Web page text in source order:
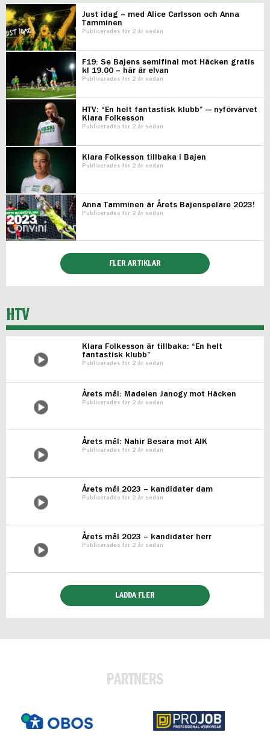
Just idag – med Alice Carlsson och Anna
Tamminen
Publicerades för 2 år sedan
F19: Se Bajens semifinal mot Häcken gratis
kl 19.00 – här är elvan
Publicerades för 2 år sedan
HTV: “En helt fantastisk klubb” — nyförvärvet
Klara Folkesson
Publicerades för 2 år sedan
Klara Folkesson tillbaka i Bajen
Publicerades för 2 år sedan
Anna Tamminen är Årets Bajenspelare 2023!
Publicerades för 2 år sedan
FLER ARTIKLAR
HTV
Klara Folkesson är tillbaka: “En helt
fantastisk klubb”
Publicerades för 2 år sedan
Årets mål: Madelen Janogy mot Häcken
Publicerades för 2 år sedan
Årets mål: Nahir Besara mot AIK
Publicerades för 2 år sedan
Årets mål 2023 – kandidater dam
Publicerades för 2 år sedan
Årets mål 2023 – kandidater herr
Publicerades för 2 år sedan
LADDA FLER
PARTNERS